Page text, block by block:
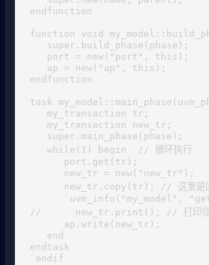
endfunction
function void
   super.build_phase(phase);
   port = new("port", this);
   ap = new("ap", this);
endfunction
task
   my_transaction tr;
   my_transaction new_tr;
   super.main_phase(phase);
   while(1) begin  // 循环执行
      port.get(tr);
      new_tr = new("new_tr");
new_tr.copy(tr); // 这里是因
`uvm_info("my_model",
//      new_tr.print(); // 打印信
      ap.write(new_tr);
   end
endtask
`endif